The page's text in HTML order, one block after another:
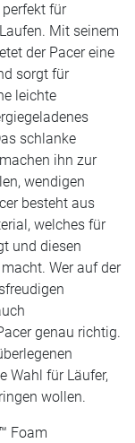
für
Mit seinem
der Pacer eine
sorgt für
leichte
schlanke
ihn zur
wendigen
besteht aus
welches für
und diesen
Wer auf der
genau richtig.
Wahl für Läufer,
wollen.
Foam